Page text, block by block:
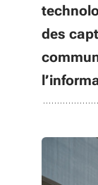
des